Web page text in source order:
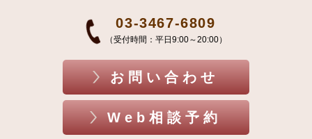
03-3467-6809
（受付時間：平日9:00～20:00）
お問い合わせ
Web相談予約